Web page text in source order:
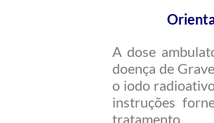
A dose
doença de
o iodo
instruções
tratamento.